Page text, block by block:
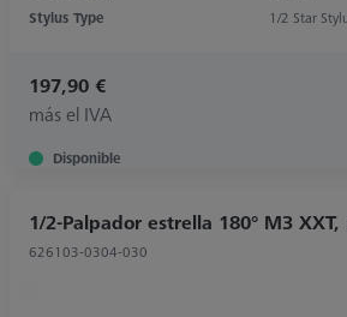
Stylus Type
1/2 Star
197,90 €
más el IVA
Disponible
1/2-Palpador estrella 180° M3 XXT,
626103-0304-030